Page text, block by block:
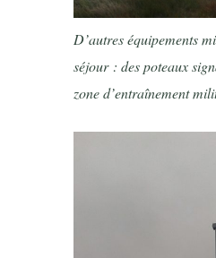
D’autres équipements
séjour : des poteaux
zone d’entraînement